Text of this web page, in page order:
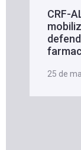
CRF-
25 de